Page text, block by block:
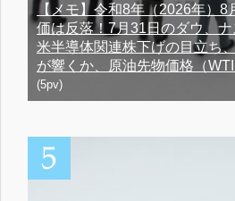
【メモ】令和8年（2026年）8
価は反落！7月31日のダウ、
米半導体関連株下げの目立ち
が響くか、原油先物価格（
(5pv)